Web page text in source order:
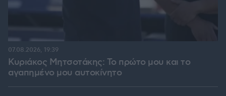
Κυριάκος Μητσοτάκης: Το πρώτο μου και το
αγαπημένο μου αυτοκίνητο
07.08.2026, 19:39